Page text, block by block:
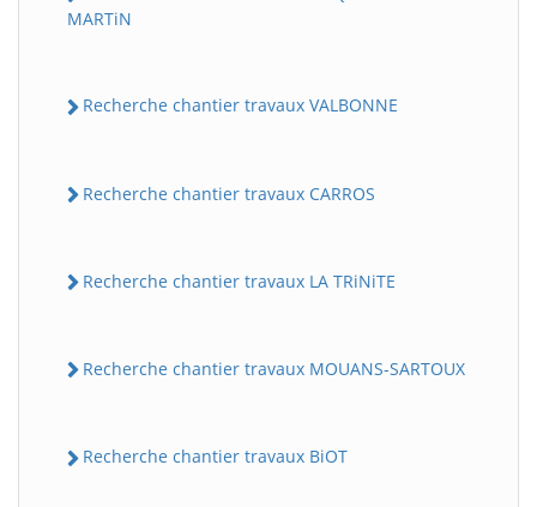
MARTiN
Recherche chantier travaux VALBONNE
Recherche chantier travaux CARROS
Recherche chantier travaux LA TRiNiTE
Recherche chantier travaux MOUANS-SARTOUX
Recherche chantier travaux BiOT